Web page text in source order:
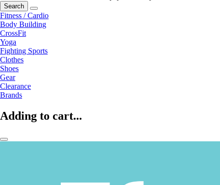
Search
Fitness / Cardio
Body Building
CrossFit
Yoga
Fighting Sports
Clothes
Shoes
Gear
Clearance
Brands
Adding to cart...